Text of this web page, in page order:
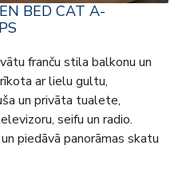
BED CAT A-
franču stila balkonu un
ar lielu gultu,
un privāta tualete,
seifu un radio.
piedāvā panorāmas skatu